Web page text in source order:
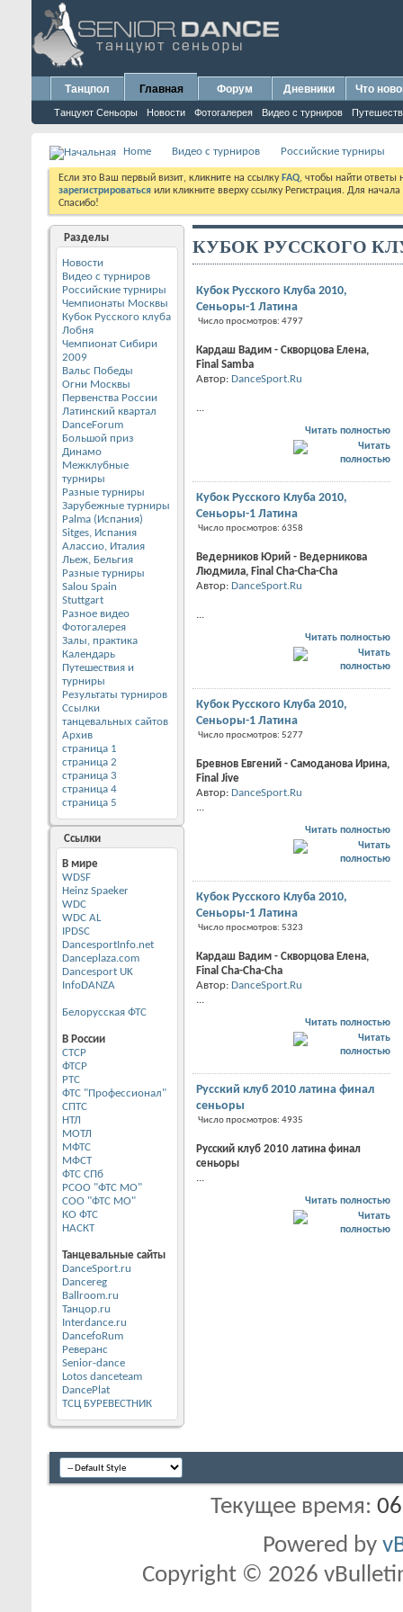
Танцпол Главная
Танцуют Сеньоры Новости Фотогалерея Видео с турниров
Форум Дневники Что
Home Видео с турниров Российские турниры
Если это Ваш первый визит, кликните на ссылку FAQ, чтобы найти
зарегистрироваться или кликните вверху ссылку Регистрация. Для
Спасибо!
Разделы
Новости
Видео с турниров
Российские турниры
Чемпионаты Москвы
Кубок Русского клуба
Лобня
Чемпионат Сибири
2009
Вальс Победы
Огни Москвы
Первенства России
Латинский квартал
DanceForum
Большой приз
Динамо
Межклубные
турниры
Разные турниры
Зарубежные турниры
Palma (Испания)
Sitges, Испания
Алассио, Италия
Льеж, Бельгия
Разные турниры
Salou Spain
Stuttgart
Разное видео
Фотогалерея
Залы, практика
Календарь
Путешествия и
турниры
Результаты турниров
Ссылки
танцевальных сайтов
Архив
страница 1
страница 2
страница 3
страница 4
страница 5
Ссылки
В мире
WDSF
Heinz Spaeker
WDC
WDC AL
IPDSC
DancesportInfo.net
Danceplaza.com
Dancesport UK
InfoDANZA
Белорусская ФТС
В России
CТСР
ФТСР
РТС
ФТС "Профессионал"
СПТС
НТЛ
МОТЛ
МФТС
МФСТ
ФТС СПб
РСОО "ФТС МО"
СОО "ФТС МО"
КО ФТС
НАСКТ
Танцевальные сайты
DanceSport.ru
Dancereg
Ballroom.ru
Танцор.ru
Interdance.ru
DancefoRum
Реверанс
Senior-dance
Lotos danceteam
DancePlat
ТСЦ БУРЕВЕСТНИК
КУБОК РУССКОГО
Кубок Русского Клуба 2010,
Сеньоры-1 Латина
Число просмотров: 4797
Кардаш Вадим - Скворцова Елена,
Final Samba
Автор:DanceSport.Ru
Читать полностью
Кубок Русского Клуба 2010,
Сеньоры-1 Латина
Число просмотров: 6358
Ведерников Юрий - Ведерникова
Людмила, Final Cha-Cha-Cha
Автор:DanceSport.Ru
Читать полностью
Кубок Русского Клуба 2010,
Сеньоры-1 Латина
Число просмотров: 5277
Бревнов Евгений - Самоданова Ирина,
Final Jive
Автор:DanceSport.Ru
Читать полностью
Кубок Русского Клуба 2010,
Сеньоры-1 Латина
Число просмотров: 5323
Кардаш Вадим - Скворцова Елена,
Final Cha-Cha-Cha
Автор:DanceSport.Ru
Читать полностью
Русский клуб 2010 латина финал
сеньоры
Число просмотров: 4935
Русский клуб 2010 латина финал
сеньоры
Читать полностью
Текущее время:
Powered by
Copyright © 2026